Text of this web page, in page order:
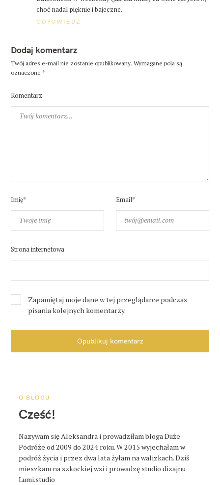
choć nadal pięknie i bajeczne.
ODPOWIEDZ
Dodaj komentarz
Twój adres e-mail nie zostanie opublikowany. Wymagane pola są
oznaczone *
Komentarz
Imię* Email*
Strona internetowa
Zapamiętaj moje dane w tej przeglądarce podczas
pisania kolejnych komentarzy.
Opublikuj komentarz
O BLOGU
Cześć!
Nazywam się Aleksandra i prowadziłam bloga Duże
Podróże od 2009 do 2024 roku. W 2015 wyjechałam w
podróż życia i przez dwa lata żyłam na walizkach. Dziś
mieszkam na szkockiej wsi i prowadzę studio dizajnu
Lumi.studio
k
a
: